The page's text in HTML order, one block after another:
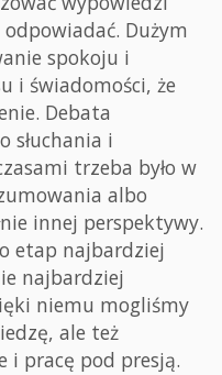
Dużym
spokoju i
i świadomości, że
Debata
słuchania i
trzeba było w
albo
innej perspektywy.
etap najbardziej
najbardziej
niemu mogliśmy
ale też
i pracę pod presją.